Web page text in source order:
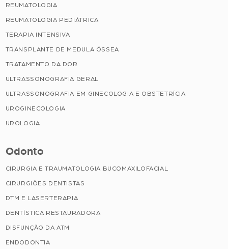
REUMATOLOGIA
REUMATOLOGIA PEDIÁTRICA
TERAPIA INTENSIVA
TRANSPLANTE DE MEDULA ÓSSEA
TRATAMENTO DA DOR
ULTRASSONOGRAFIA GERAL
ULTRASSONOGRAFIA EM GINECOLOGIA E OBSTETRÍCIA
UROGINECOLOGIA
UROLOGIA
Odonto
CIRURGIA E TRAUMATOLOGIA BUCOMAXILOFACIAL
CIRURGIÕES DENTISTAS
DTM E LASERTERAPIA
DENTÍSTICA RESTAURADORA
DISFUNÇÃO DA ATM
ENDODONTIA